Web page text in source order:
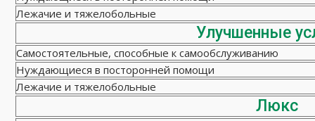
Лежачие и тяжелобольные
Улучшенные
Самостоятельные, способные к самообслуживанию
Нуждающиеся в посторонней помощи
Лежачие и тяжелобольные
Люкс